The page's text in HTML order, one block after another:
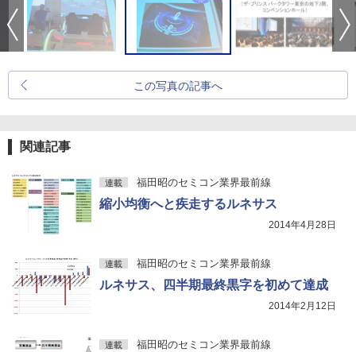
この写真の記事へ
関連記事
連載 福田昭のセミコン業界最前線
縮小均衡へと疾走するルネサス
2014年4月28日
連載 福田昭のセミコン業界最前線
ルネサス、四半期最終黒字を初めて達成
2014年2月12日
連載 福田昭のセミコン業界最前線